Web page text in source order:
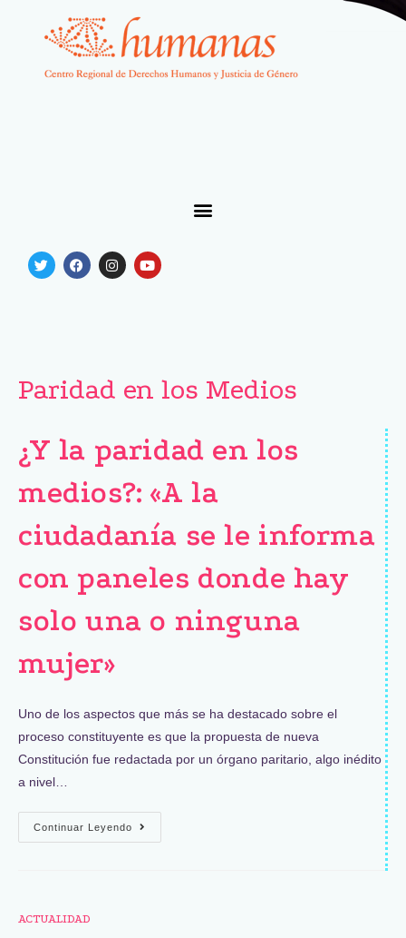
Paridad en los Medios
¿Y la paridad en los
medios?: «A la
ciudadanía se le informa
con paneles donde hay
solo una o ninguna
mujer»
Uno de los aspectos que más se ha destacado sobre el
proceso constituyente es que la propuesta de nueva
Constitución fue redactada por un órgano paritario, algo inédito
a nivel…
Continuar Leyendo
ACTUALIDAD